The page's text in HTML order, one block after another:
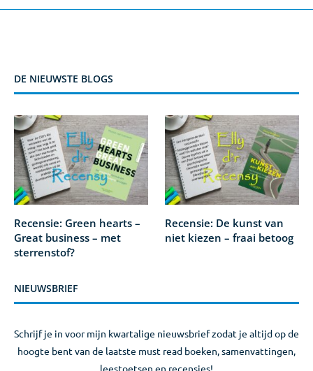
DE NIEUWSTE BLOGS
Recensie: Green hearts –
Great business – met
sterrenstof?
Recensie: De kunst van
niet kiezen – fraai betoog
NIEUWSBRIEF
Schrijf je in voor mijn kwartalige nieuwsbrief zodat je altijd op de
hoogte bent van de laatste must read boeken, samenvattingen,
leestoetsen en recensies!